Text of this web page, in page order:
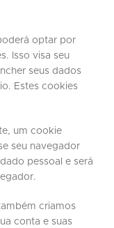
optar por
Isso visa seu
seus dados
Estes cookies
um cookie
seu navegador
pessoal e será
criamos
conta e suas